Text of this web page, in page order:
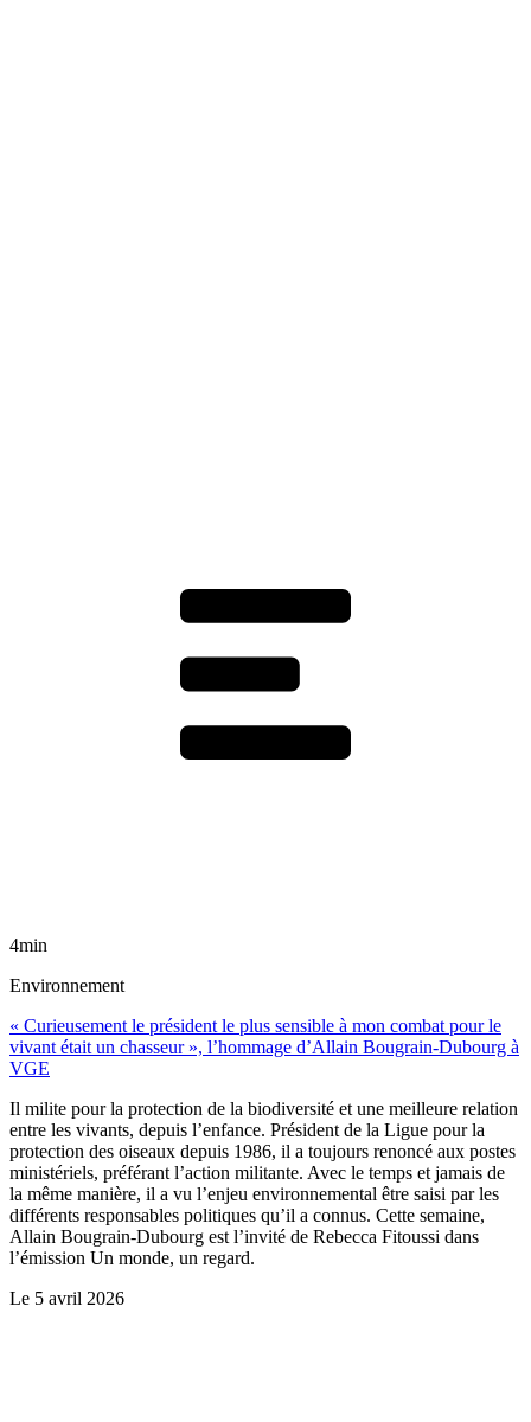
4min
Environnement
« Curieusement le président le plus sensible à mon combat pour le
vivant était un chasseur », l’hommage d’Allain Bougrain-Dubourg à
VGE
Il milite pour la protection de la biodiversité et une meilleure relation
entre les vivants, depuis l’enfance. Président de la Ligue pour la
protection des oiseaux depuis 1986, il a toujours renoncé aux postes
ministériels, préférant l’action militante. Avec le temps et jamais de
la même manière, il a vu l’enjeu environnemental être saisi par les
différents responsables politiques qu’il a connus. Cette semaine,
Allain Bougrain-Dubourg est l’invité de Rebecca Fitoussi dans
l’émission Un monde, un regard.
Le 5 avril 2026